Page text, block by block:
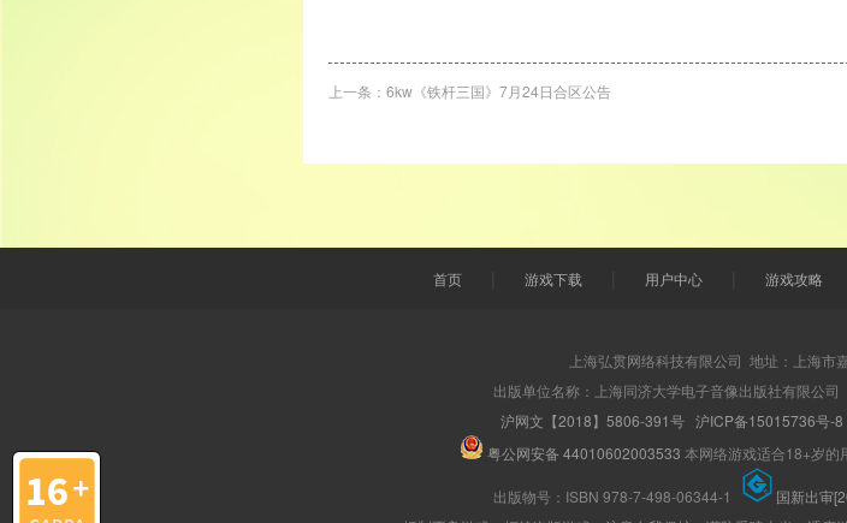
上一条： 6kw《铁杆三国》7月24日合区公告
首页 游戏下载 用户中心 游戏攻略
上海弘贯网络科技有限公司 地址：上海市
出版单位名称：上海同济大学电子音像出版社有限公
沪网文【2018】5806-391号 沪ICP备15015736号-8
粤公网安备 44010602003533 本网络游戏适合18+岁的
出版物号：ISBN 978-7-498-06344-1 国新出审